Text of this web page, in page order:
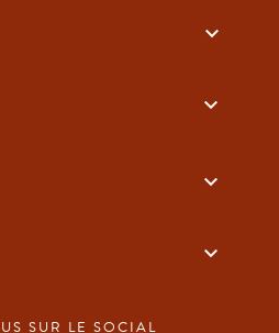




SUR LE SOCIAL